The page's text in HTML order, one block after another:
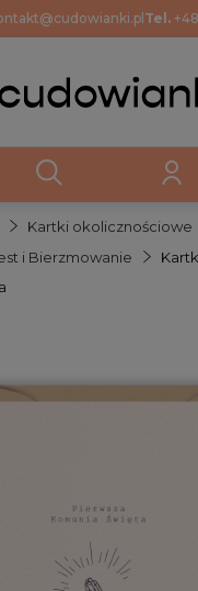
Tel.
Kartki okolicznościowe
i Bierzmowanie